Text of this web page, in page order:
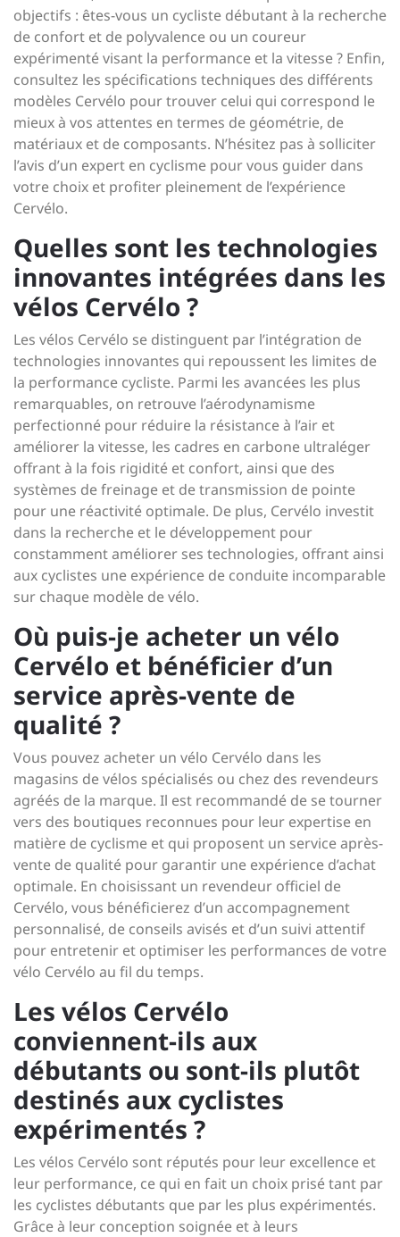
objectifs : êtes-vous un cycliste débutant à la recherche
de confort et de polyvalence ou un coureur
expérimenté visant la performance et la vitesse ? Enfin,
consultez les spécifications techniques des différents
modèles Cervélo pour trouver celui qui correspond le
mieux à vos attentes en termes de géométrie, de
matériaux et de composants. N’hésitez pas à solliciter
l’avis d’un expert en cyclisme pour vous guider dans
votre choix et profiter pleinement de l’expérience
Cervélo.
Quelles sont les technologies
innovantes intégrées dans les
vélos Cervélo ?
Les vélos Cervélo se distinguent par l’intégration de
technologies innovantes qui repoussent les limites de
la performance cycliste. Parmi les avancées les plus
remarquables, on retrouve l’aérodynamisme
perfectionné pour réduire la résistance à l’air et
améliorer la vitesse, les cadres en carbone ultraléger
offrant à la fois rigidité et confort, ainsi que des
systèmes de freinage et de transmission de pointe
pour une réactivité optimale. De plus, Cervélo investit
dans la recherche et le développement pour
constamment améliorer ses technologies, offrant ainsi
aux cyclistes une expérience de conduite incomparable
sur chaque modèle de vélo.
Où puis-je acheter un vélo
Cervélo et bénéficier d’un
service après-vente de
qualité ?
Vous pouvez acheter un vélo Cervélo dans les
magasins de vélos spécialisés ou chez des revendeurs
agréés de la marque. Il est recommandé de se tourner
vers des boutiques reconnues pour leur expertise en
matière de cyclisme et qui proposent un service après-
vente de qualité pour garantir une expérience d’achat
optimale. En choisissant un revendeur officiel de
Cervélo, vous bénéficierez d’un accompagnement
personnalisé, de conseils avisés et d’un suivi attentif
pour entretenir et optimiser les performances de votre
vélo Cervélo au fil du temps.
Les vélos Cervélo
conviennent-ils aux
débutants ou sont-ils plutôt
destinés aux cyclistes
expérimentés ?
Les vélos Cervélo sont réputés pour leur excellence et
leur performance, ce qui en fait un choix prisé tant par
les cyclistes débutants que par les plus expérimentés.
Grâce à leur conception soignée et à leurs